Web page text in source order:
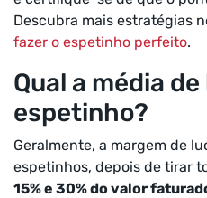
Descubra mais estratégias
fazer o espetinho perfeito.
Qual a média
espetinho?
Geralmente, a margem de
espetinhos, depois de tirar
15% e 30% do valor